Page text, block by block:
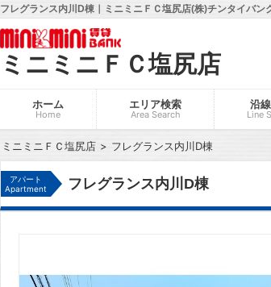
フレグランス内川D棟｜ミニミニＦＣ塩尻店(株)チンタイバン
ミニミニＦＣ塩尻店
ホーム
Home
エリア検索
Area Search
沿
Line
ミニミニＦＣ塩尻店 フレグランス内川D棟
アパート
Apartment
フレグランス内川D棟